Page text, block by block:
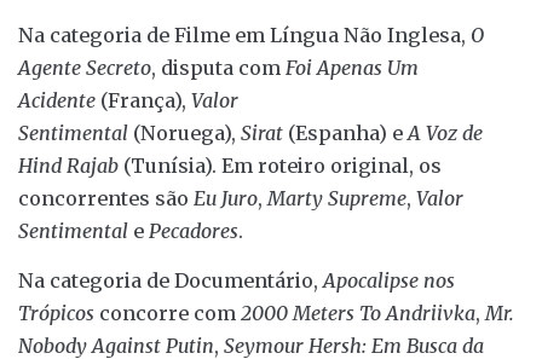
Na categoria de Filme em Língua Não Inglesa, O
Agente Secreto, disputa com Foi Apenas Um
Acidente (França), Valor
Sentimental (Noruega), Sirat (Espanha) e A Voz de
Hind Rajab (Tunísia). Em roteiro original, os
concorrentes são Eu Juro, Marty Supreme, Valor
Sentimental e Pecadores.
Na categoria de Documentário, Apocalipse nos
Trópicos concorre com 2000 Meters To Andriivka, Mr.
Nobody Against Putin, Seymour Hersh: Em Busca da